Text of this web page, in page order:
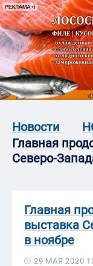
Новости
Главная
Северо-
Главная
выставка
в ноябре
29 МАЯ 2020